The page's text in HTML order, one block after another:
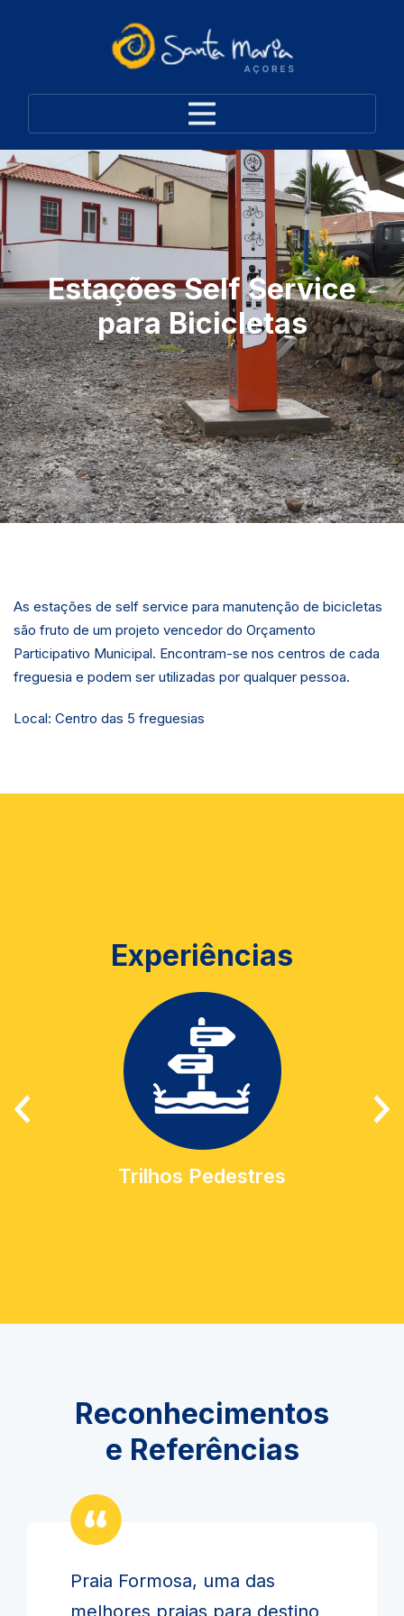
Estações Self Service
para Bicicletas
As estações de self service para manutenção de bicicletas
são fruto de um projeto vencedor do Orçamento
Participativo Municipal. Encontram-se nos centros de cada
freguesia e podem ser utilizadas por qualquer pessoa.
Local: Centro das 5 freguesias
Experiências
Trilhos Pedestres
Reconhecimentos
e Referências
Praia Formosa, uma das
melhores praias para destino